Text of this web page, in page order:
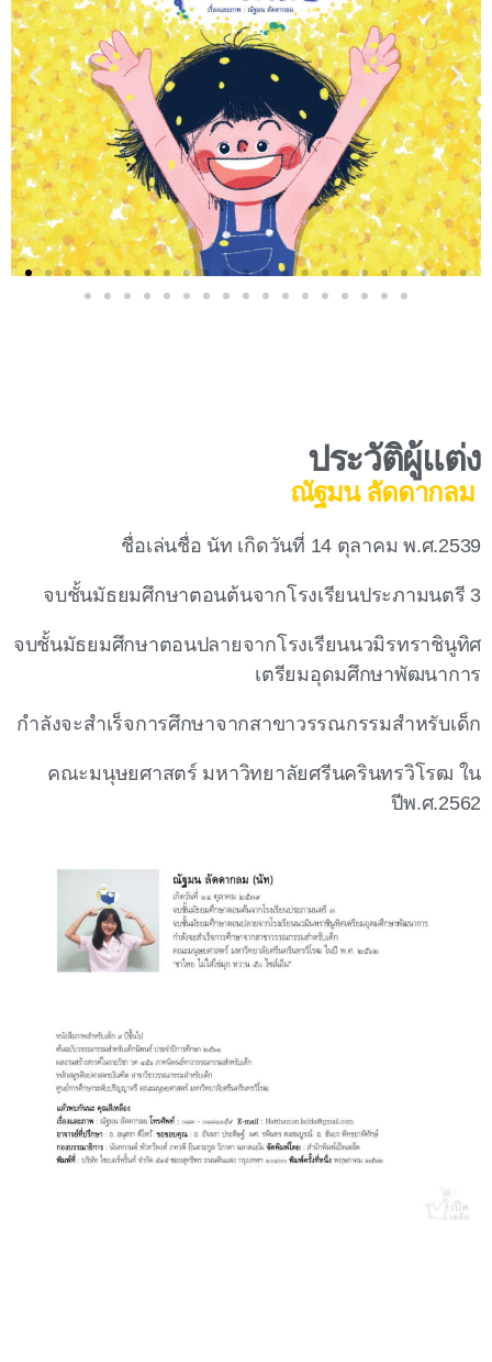
ประวัติผู้แต่ง
ณัฐมน ลัดดากลม
ชื่อเล่นชื่อ นัท เกิดวันที่ 14 ตุลาคม พ.ศ.2539
จบชั้นมัธยมศึกษาตอนต้นจากโรงเรียนประภามนตรี 3
จบชั้นมัธยมศึกษาตอนปลายจากโรงเรียนนวมิรทราชินูทิศ
เตรียมอุดมศึกษาพัฒนาการ
กำลังจะสำเร็จการศึกษาจากสาขาวรรณกรรมสำหรับเด็ก
คณะมนุษยศาสตร์ มหาวิทยาลัยศรีนครินทรวิโรฒ ใน
ปีพ.ศ.2562